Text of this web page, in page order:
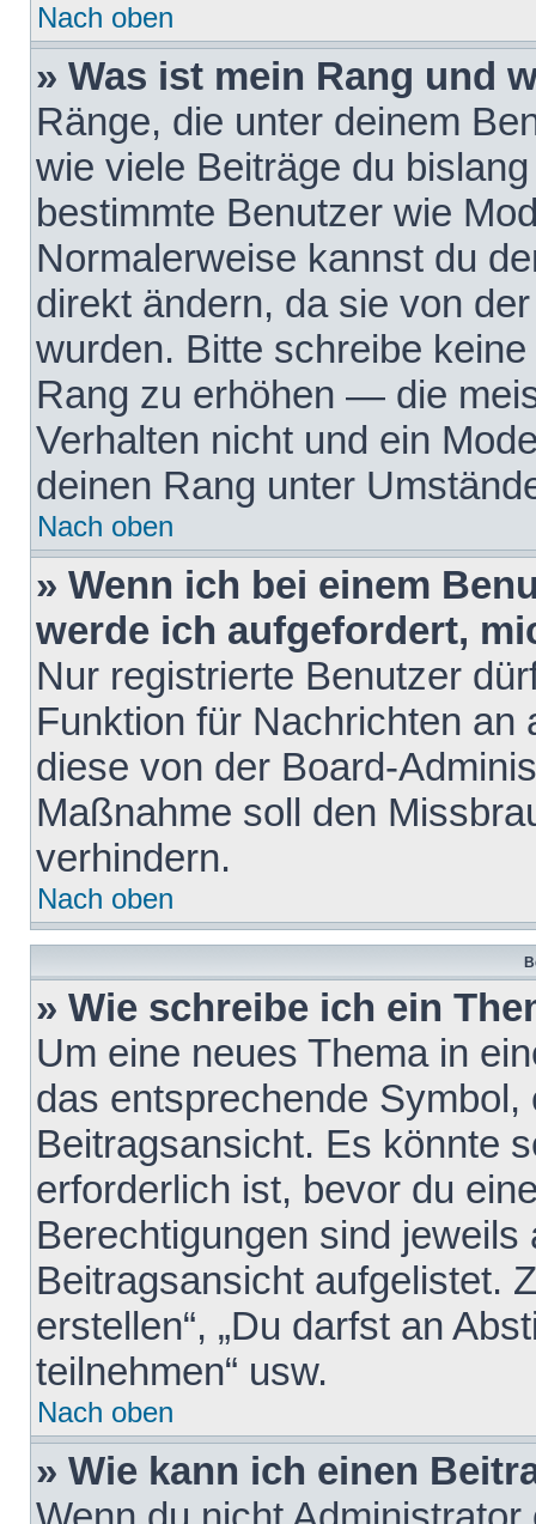
Nach oben
» Was ist mein Rang und
Ränge, die unter deinem
wie viele Beiträge du
bestimmte Benutzer wie
Normalerweise kannst du
direkt ändern, da sie von
wurden. Bitte schreibe
Rang zu erhöhen — die
Verhalten nicht und ein
deinen Rang unter
Nach oben
» Wenn ich bei einem
werde ich aufgefordert,
Nur registrierte Benutzer
Funktion für Nachrichten
diese von der Board-
Maßnahme soll den
verhindern.
Nach oben
» Wie schreibe ich ein
Um eine neues Thema in
das entsprechende
Beitragsansicht. Es könnte
erforderlich ist, bevor du
Berechtigungen sind
Beitragsansicht aufgelistet.
erstellen“, „Du darfst an
teilnehmen“ usw.
Nach oben
» Wie kann ich einen